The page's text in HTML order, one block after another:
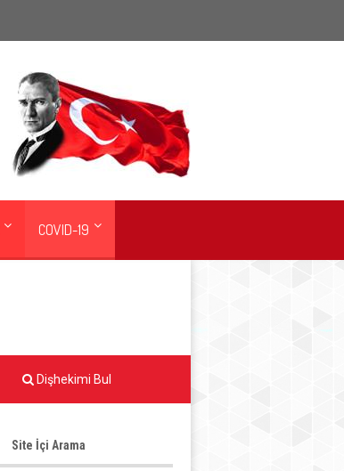
COVID-19
Dişhekimi Bul
Site İçi Arama